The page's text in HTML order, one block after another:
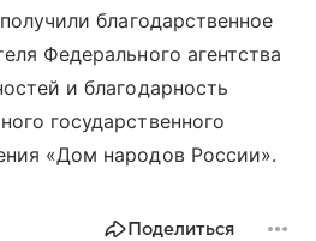
благодарственное
Федерального агентства
и благодарность
государственного
«Дом народов России».
Поделиться